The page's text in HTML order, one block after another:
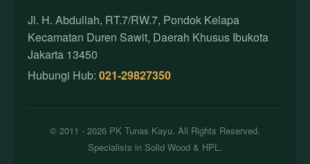
Jl. H. Abdullah, RT.7/RW.7, Pondok Kelapa
Kecamatan Duren Sawit, Daerah Khusus Ibukota
Jakarta 13450
Hubungi Hub: 021-29827350
© 2011 - 2026 PK Tunas Kayu. All Rights Reserved.
Specialists in Solid Wood & HPL.